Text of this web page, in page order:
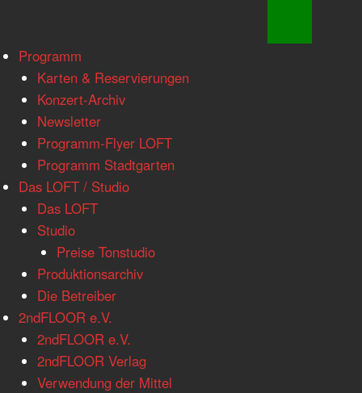
www.loftkoeln.de
navigation
Skip
content
Programm
Karten & Reservierungen
Konzert-Archiv
Newsletter
Programm-Flyer LOFT
Programm Stadtgarten
Das LOFT / Studio
Das LOFT
Studio
Preise Tonstudio
Produktionsarchiv
Die Betreiber
2ndFLOOR e.V.
2ndFLOOR e.V.
2ndFLOOR Verlag
Verwendung der Mittel